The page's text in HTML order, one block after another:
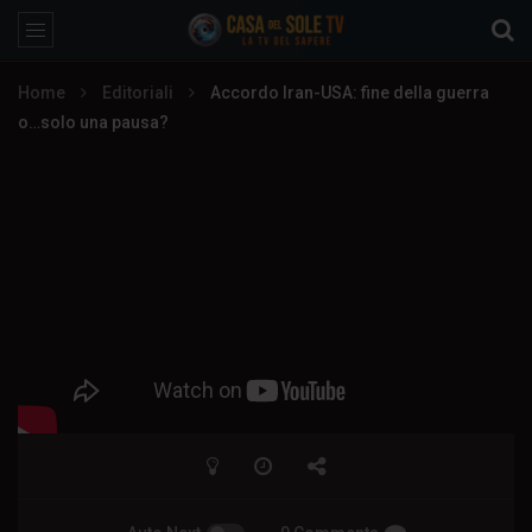
Home Editoriali
Accordo Iran-USA: fine della guerra
o…solo una pausa?